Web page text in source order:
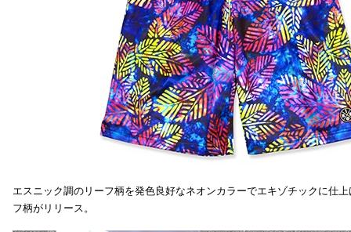
エスニック調のリーフ柄を発色良好なネオンカラーでエキゾチックに仕
フ柄がリリース。